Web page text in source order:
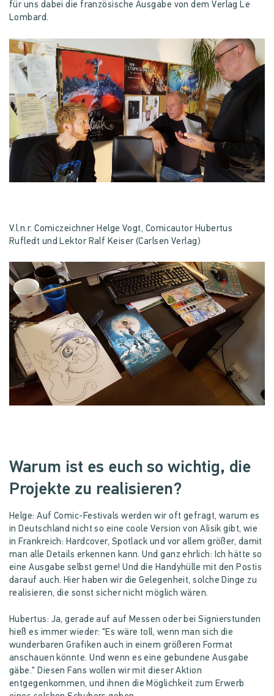
für uns dabei die französische Ausgabe von dem Verlag Le
Lombard.
V.l.n.r. Comiczeichner Helge Vogt, Comicautor Hubertus
Rufledt und Lektor Ralf Keiser (Carlsen Verlag)
Warum ist es euch so wichtig, die
Projekte zu realisieren?
Helge: Auf Comic-Festivals werden wir oft gefragt, warum es
in Deutschland nicht so eine coole Version von Alisik gibt, wie
in Frankreich: Hardcover, Spotlack und vor allem größer, damit
man alle Details erkennen kann. Und ganz ehrlich: Ich hätte so
eine Ausgabe selbst gerne! Und die Handyhülle mit den Postis
darauf auch. Hier haben wir die Gelegenheit, solche Dinge zu
realisieren, die sonst sicher nicht möglich wären.
Hubertus: Ja, gerade auf auf Messen oder bei Signierstunden
hieß es immer wieder: "Es wäre toll, wenn man sich die
wunderbaren Grafiken auch in einem größeren Format
anschauen könnte. Und wenn es eine gebundene Ausgabe
gäbe." Diesen Fans wollen wir mit dieser Aktion
entgegenkommen, und ihnen die Möglichkeit zum Erwerb